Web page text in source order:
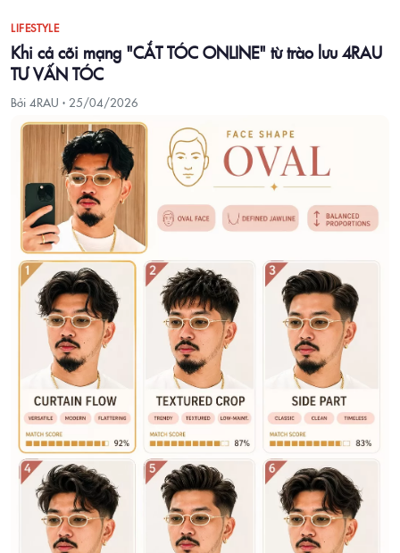
LIFESTYLE
Khi cả cõi mạng "CẮT TÓC ONLINE" từ trào lưu 4RAU
TƯ VẤN TÓC
Bởi 4RAU · 25/04/2026